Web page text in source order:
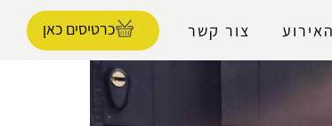
צור קשר כרטיסים כאן